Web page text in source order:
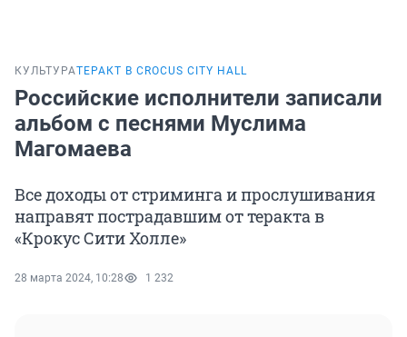
КУЛЬТУРАТЕРАКТ В CROCUS CITY HALL
Российские исполнители записали
альбом с песнями Муслима
Магомаева
Все доходы от стриминга и прослушивания
направят пострадавшим от теракта в
«Крокус Сити Холле»
28 марта 2024, 10:28 1 232